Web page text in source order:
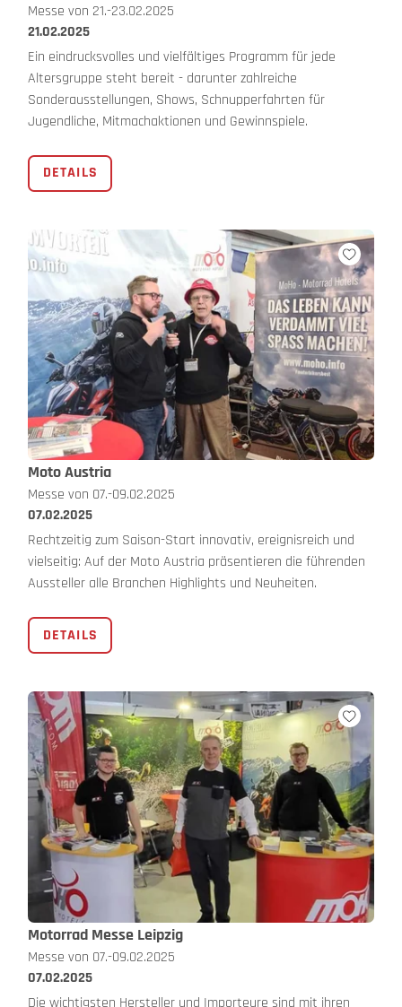
Messe von 21.-23.02.2025
21.02.2025
Ein eindrucksvolles und vielfältiges Programm für jede
Altersgruppe steht bereit - darunter zahlreiche
Sonderausstellungen, Shows, Schnupperfahrten für
Jugendliche, Mitmachaktionen und Gewinnspiele.
DETAILS
Moto Austria
Messe von 07.-09.02.2025
07.02.2025
Rechtzeitig zum Saison-Start innovativ, ereignisreich und
vielseitig: Auf der Moto Austria präsentieren die führenden
Aussteller alle Branchen Highlights und Neuheiten.
DETAILS
Motorrad Messe Leipzig
Messe von 07.-09.02.2025
07.02.2025
Die wichtigsten Hersteller und Importeure sind mit ihren